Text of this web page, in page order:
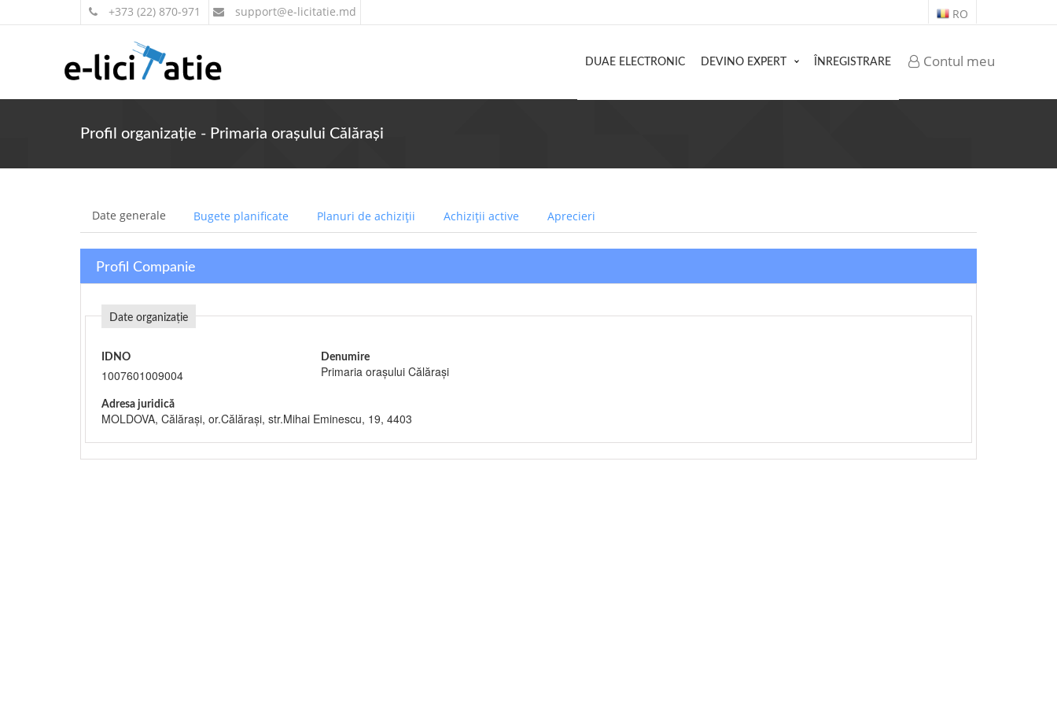
+373 (22) 870-971 support@e-licitatie.md RO
Contul meu
DUAE ELECTRONIC DEVINO EXPERT ÎNREGISTRARE
Profil organizație - Primaria orașului Călărași
Date generale Bugete planificate Planuri de achiziții Achiziții active Aprecieri
Profil Companie
Date organizație
IDNO
1007601009004
Denumire
Primaria orașului Călărași
Adresa juridică
MOLDOVA, Călăraşi, or.Călăraşi, str.Mihai Eminescu, 19, 4403